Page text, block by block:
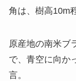
角は、樹高10m
原産地の南米ブ
で、青空に向か
言。